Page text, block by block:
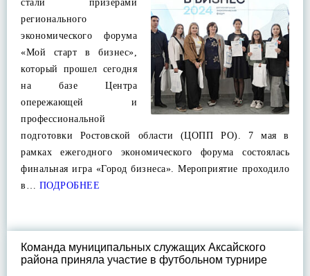
стали призерами
регионального
экономического форума
«Мой старт в бизнес»,
который прошел сегодня
на базе Центра
опережающей и
профессиональной
подготовки Ростовской области (ЦОПП РО). 7 мая в
рамках ежегодного экономического форума состоялась
финальная игра «Город бизнеса». Мероприятие проходило
в… ПОДРОБНЕЕ
Команда муниципальных служащих Аксайского
района приняла участие в футбольном турнире